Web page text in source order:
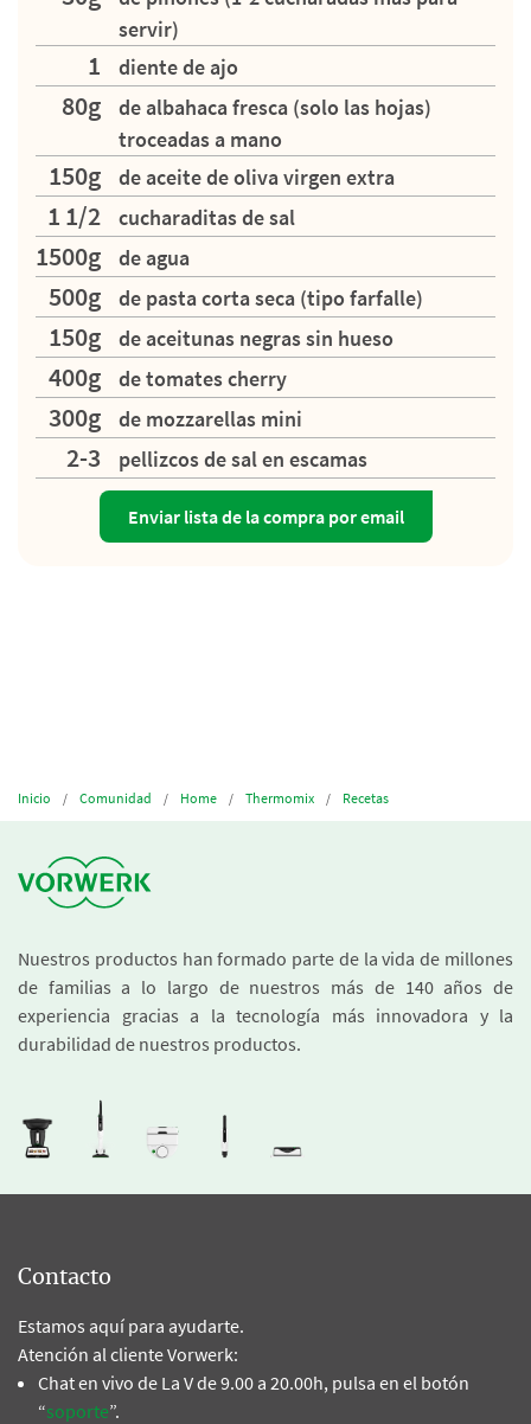
servir)
1 diente de ajo
80g
de albahaca fresca (solo las hojas)
troceadas a mano
150g de aceite de oliva virgen extra
1 1/2 cucharaditas de sal
1500g de agua
500g de pasta corta seca (tipo farfalle)
150g de aceitunas negras sin hueso
400g de tomates cherry
300g de mozzarellas mini
2-3 pellizcos de sal en escamas
Enviar lista de la compra por email
Inicio Comunidad Home Thermomix Recetas
Nuestros productos han formado parte de la vida de millones
de familias a lo largo de nuestros más de 140 años de
experiencia gracias a la tecnología más innovadora y la
durabilidad de nuestros productos.
Contacto
Estamos aquí para ayudarte.
Atención al cliente Vorwerk:
Chat en vivo de La V de 9.00 a 20.00h, pulsa en el botón
“soporte”.